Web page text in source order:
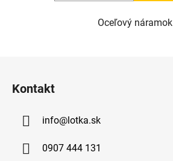
Oceľový náramok
Kontakt
info@lotka.sk
0907 444 131